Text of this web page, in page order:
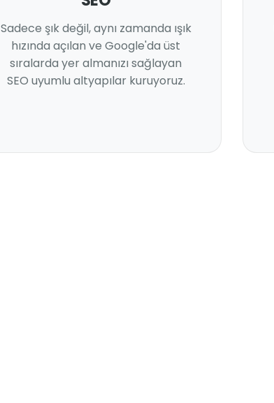
Sadece şık değil, aynı zamanda ışık
hızında açılan ve Google'da üst
sıralarda yer almanızı sağlayan
SEO uyumlu altyapılar kuruyoruz.